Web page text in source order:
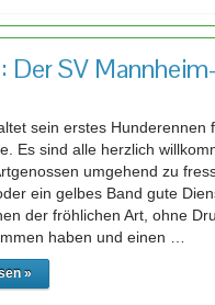
Der SV
sein erstes Hunderennen
Es sind alle herzlich
umgehend zu
ein gelbes Band gute
der fröhlichen Art, ohne
haben und einen …
»